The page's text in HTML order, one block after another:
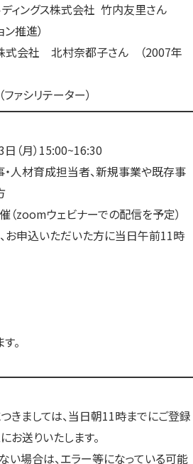
ィングス株式会社 竹内友里さん
推進）
式会社 北村奈都子さん （2007年
ァシリテーター）
月）15:00~16:30
材育成担当者、新規事業や既存事
zoomウェビナーでの配信を予定）
ただいた方に当日午前11時
。
きましては、当日朝11時までにご登録
お送りいたします。
い場合は、エラー等になっている可能